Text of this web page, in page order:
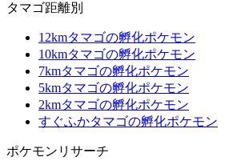
タマゴ距離別
12kmタマゴの孵化ポケモン
10kmタマゴの孵化ポケモン
7kmタマゴの孵化ポケモン
5kmタマゴの孵化ポケモン
2kmタマゴの孵化ポケモン
すぐふかタマゴの孵化ポケモン
ポケモンリサーチ